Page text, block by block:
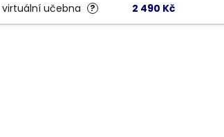
virtuální učebna
?
2 490 Kč